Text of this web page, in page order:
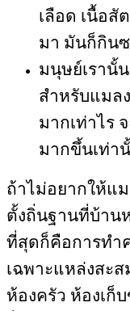
เลือด เนื้อสั
มา มันก็กิน
มนุษย์เรานั้
สำหรับแมล
มากเท่าไร
มากขึ้นเท่า
ถ้าไม่อยากให้แ
ตั้งถิ่นฐานที่บ้าน
ที่สุดก็คือการทำ
เฉพาะแหล่งสะ
ห้องครัว ห้องเก็